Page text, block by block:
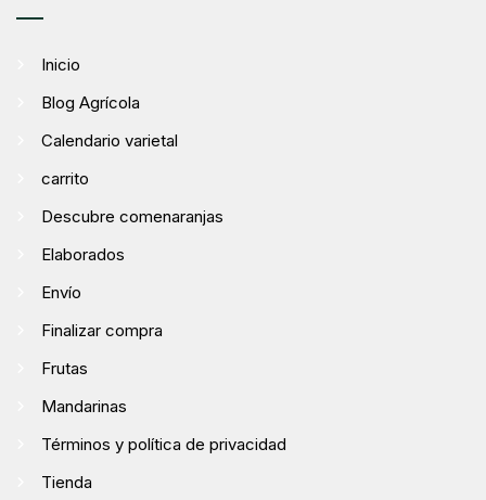
Inicio
Blog Agrícola
Calendario varietal
carrito
Descubre comenaranjas
Elaborados
Envío
Finalizar compra
Frutas
Mandarinas
Términos y política de privacidad
Tienda